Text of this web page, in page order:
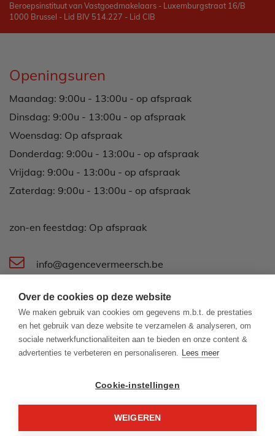
Ondernemingsnr. BE 1000.390.890, Derdenrekening Agence
Vermeersch BE71 7504 3620 0169
Openingsuren
Maandag: 9:00u - 13:00u - op afspraak
Dinsdag: 9:00u - 13:00u - op afspraak
Woensdag: Op afspraak
Vrijdag: 9:00u - 13:00u - op afspraak
zon-en feestdag: Op afspraak
info@agencevermeersch.be
Koningsstraat 44
059 500 600
Over de cookies op deze website
We maken gebruik van cookies om gegevens m.b.t. de prestaties
en het gebruik van deze website te verzamelen & analyseren, om
sociale netwerkfunctionaliteiten aan te bieden en onze content &
advertenties te verbeteren en personaliseren. Lees meer
Cookie-instellingen
WEIGEREN